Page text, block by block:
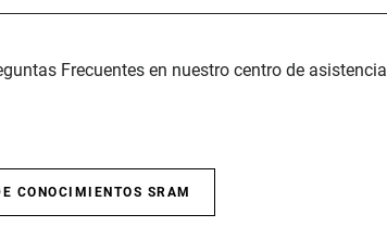
Frecuentes en nuestro centro de asistencia
CONOCIMIENTOS SRAM